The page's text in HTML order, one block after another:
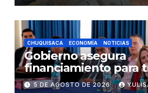
CHUQUISACA ECONOMÍA NOTICIAS
Gobierno asegura
financiamiento para
proyectos
5 DE AGOSTO DE 2026